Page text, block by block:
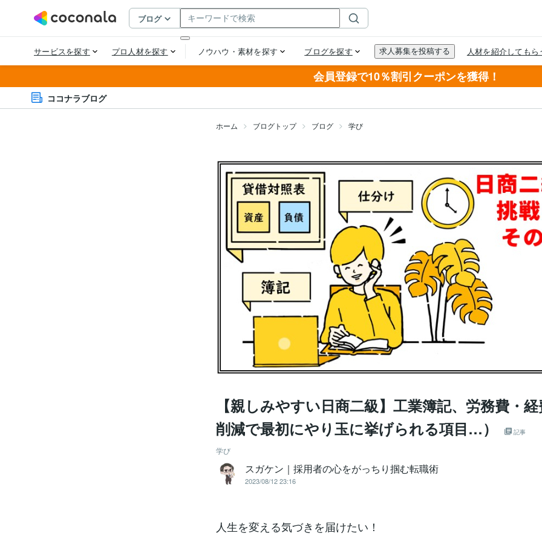
会員登録で10％割引クーポンを獲得！
ココナラブログ
ホーム ブログトップ ブログ 学び
【親しみやすい日商二級】工業簿記、労務費・
削減で最初にやり玉に挙げられる項目…）
記事
学び
スガケン｜採用者の心をがっちり掴む転職術
2023/08/12 23:16
人生を変える気づきを届けたい！